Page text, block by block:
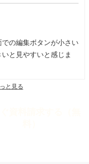
の編集ボタンが小さい
と見やすいと感じま
と見る